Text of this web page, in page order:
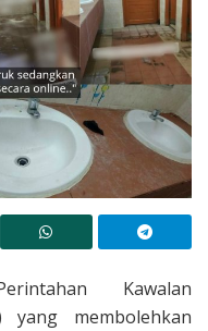
Kawalan
yang membolehkan